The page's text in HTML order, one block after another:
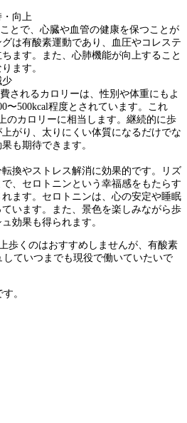
向上
とで、心臓や血管の健康を保つことが
は有酸素運動であり、血圧やコレステ
ます。また、心肺機能が向上すること
ます。
少
されるカロリーは、性別や体重にもよ
〜500kcal程度とされています。これ
のカロリーに相当します。継続的に歩
がり、太りにくい体質になるだけでな
も期待できます。
換やストレス解消に効果的です。リズ
、セロトニンという幸福感をもたらす
ます。セロトニンは、心の安定や睡眠
います。また、景色を楽しみながら歩
効果も得られます。
歩くのはおすすめしませんが、有酸素
ていつまでも現役で働いていたいで
。